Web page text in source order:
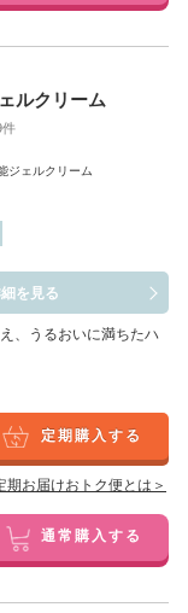
ルクリーム
件
ェルクリーム
を見る
、うるおいに満ちたハ
定期購入する
期お届けおトク便とは＞
通常購入する